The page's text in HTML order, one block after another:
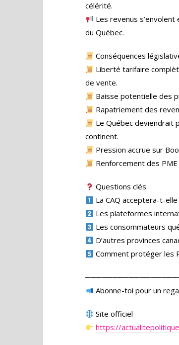
célérité.
Les revenus
du Québec.
Conséquences
Liberté tarifaire
de vente.
Baisse potentielle des
Rapatriement des
Le Québec deviendrait
continent.
Pression accrue sur
Renforcement des
Questions clés
La CAQ acceptera-t-
Les plateformes
Les consommateurs
D’autres provinces
Comment protéger les
Abonne-toi pour un
Site officiel
https://